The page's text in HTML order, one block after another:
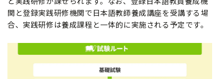
関と登録実践研修機関で日本語教師養成講座を受講する場
合、実践研修は養成課程と一体的に実施される予定です。